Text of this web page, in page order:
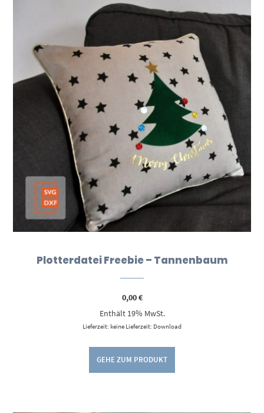
Plotterdatei Freebie – Tannenbaum
0,00€
Enthält 19% MwSt.
Lieferzeit: keine Lieferzeit: Download
GEHE ZUM PRODUKT